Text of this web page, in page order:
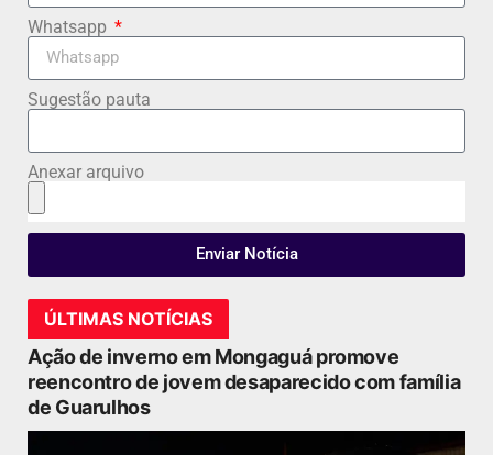
Whatsapp
Sugestão pauta
Anexar arquivo
Enviar Notícia
ÚLTIMAS NOTÍCIAS
Ação de inverno em Mongaguá promove
reencontro de jovem desaparecido com família
de Guarulhos